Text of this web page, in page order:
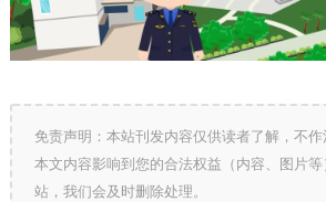
免责声明：本站刊发内容仅供读者了解，不
本文内容影响到您的合法权益（内容、图片
站，我们会及时删除处理。